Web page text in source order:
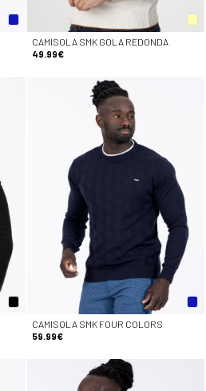
CAMISOLA SMK GOLA REDONDA
49.99€
CAMISOLA SMK FOUR COLORS
59.99€